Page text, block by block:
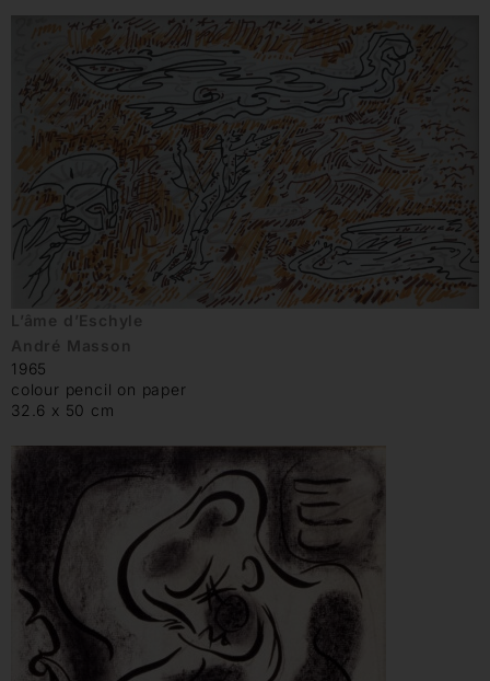
L’âme d’Eschyle
André Masson
1965
colour pencil on paper
32.6 x 50 cm